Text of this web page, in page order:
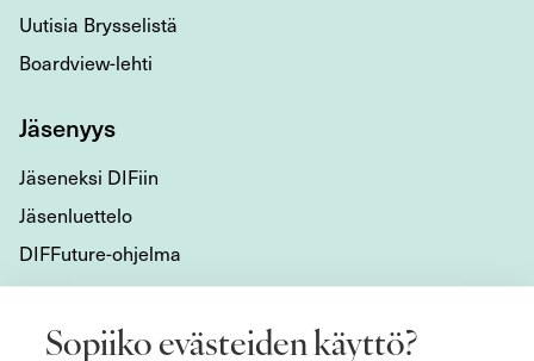
Sopiiko evästeiden käyttö?
Uutisia Brysselistä
Boardview-lehti
Jäsenyys
Jäseneksi DIFiin
Jäsenluettelo
DIFFuture-ohjelma